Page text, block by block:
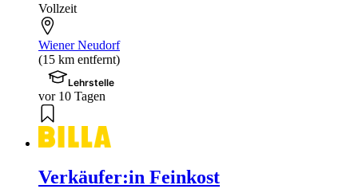
Vollzeit
Wiener Neudorf
(15 km entfernt)
Lehrstelle
vor 10 Tagen
Verkäufer:in Feinkost